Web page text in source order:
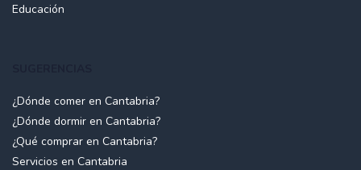
Educación
¿Dónde comer en Cantabria?
¿Dónde dormir en Cantabria?
¿Qué comprar en Cantabria?
Servicios en Cantabria